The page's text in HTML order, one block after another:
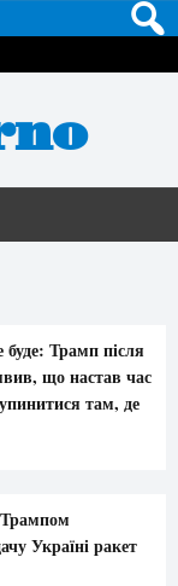
Трамп після
що настав час
там, де
Трампом
Україні ракет